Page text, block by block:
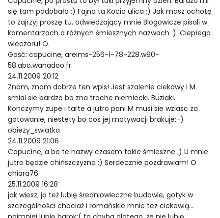
się tam podobało :) Fajna ta Kocia ulica ;) Jak masz ochotę
to zajrzyj proszę tu, odwiedzający mnie Blogowicze pisali w
komentarzach o różnych śmiesznych nazwach :). Ciepłego
wieczoru! O.
Gość: capucine, areims-256-1-78-228.w90-
58.abo.wanadoo.fr
24.11.2009 20:12
Znam, znam dobrze ten wpis! Jest szalenie ciekawy i M.
smial sie bardzo bo zna troche niemiecki. Buziaki.
Konczymy zupe i tarte a jutro pani M musi sie wziasc za
gotowanie, niestety bo cos jej motywacji brakuje:-)
obiezy_swiatka
24.11.2009 21:06
Capucine, a bo te nazwy czasem takie śmieszne ;) U mnie
jutro będzie chińszczyzna :) Serdecznie pozdrawiam! O.
chiara76
25.11.2009 16:28
jak wiesz, ja też lubię średniowieczne budowle, gotyk w
szczególności chociaż i romańskie mnie tez ciekawią…